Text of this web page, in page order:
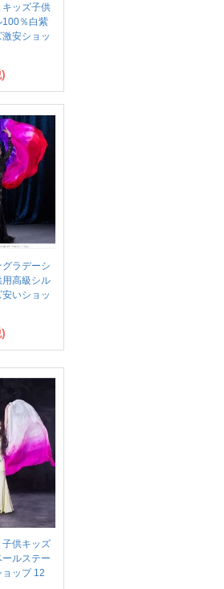
ッズ子供
100％白紫
安ショッ
ラデーシ
用高級シル
いショッ
供キッズ
ルステー
ップ 12